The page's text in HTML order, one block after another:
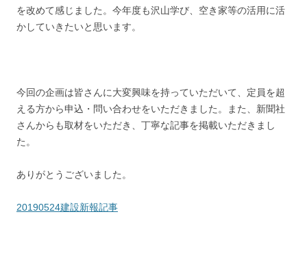
を改めて感じました。今年度も沢山学び、空き家等の活用に活
かしていきたいと思います。
今回の企画は皆さんに大変興味を持っていただいて、定員を超
える方から申込・問い合わせをいただきました。また、新聞社
さんからも取材をいただき、丁寧な記事を掲載いただきまし
た。
ありがとうございました。
20190524建設新報記事